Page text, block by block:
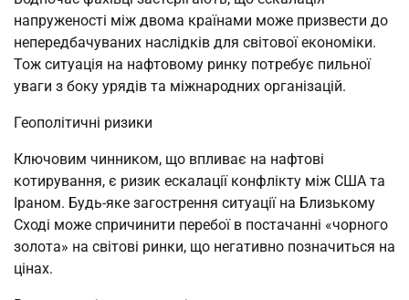
напруженості між двома країнами може призвести до
непередбачуваних наслідків для світової економіки.
Тож ситуація на нафтовому ринку потребує пильної
уваги з боку урядів та міжнародних організацій.
Геополітичні ризики
Ключовим чинником, що впливає на нафтові
котирування, є ризик ескалації конфлікту між США та
Іраном. Будь-яке загострення ситуації на Близькому
Сході може спричинити перебої в постачанні «чорного
золота» на світові ринки, що негативно позначиться на
цінах.